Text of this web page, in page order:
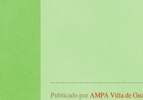
Publicado porAMPA Villa de